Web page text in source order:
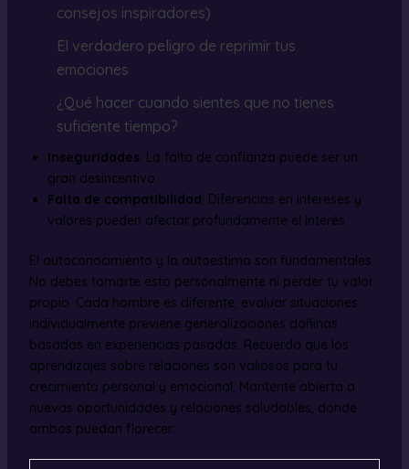
consejos inspiradores)
El verdadero peligro de reprimir tus
emociones
¿Qué hacer cuando sientes que no tienes
suficiente tiempo?
Inseguridades: La falta de confianza puede ser un
gran desincentivo.
Falta de compatibilidad : Diferencias en intereses y
valores pueden afectar profundamente el interés.
El autoconocimiento y la autoestima son fundamentales.
No debes tomarte esto personalmente ni perder tu valor
propio. Cada hombre es diferente; evaluar situaciones
individualmente previene generalizaciones dañinas
basadas en experiencias pasadas. Recuerda que los
aprendizajes sobre relaciones son valiosos para tu
crecimiento personal y emocional. Mantente abierta a
nuevas oportunidades y relaciones saludables, donde
ambos puedan florecer.